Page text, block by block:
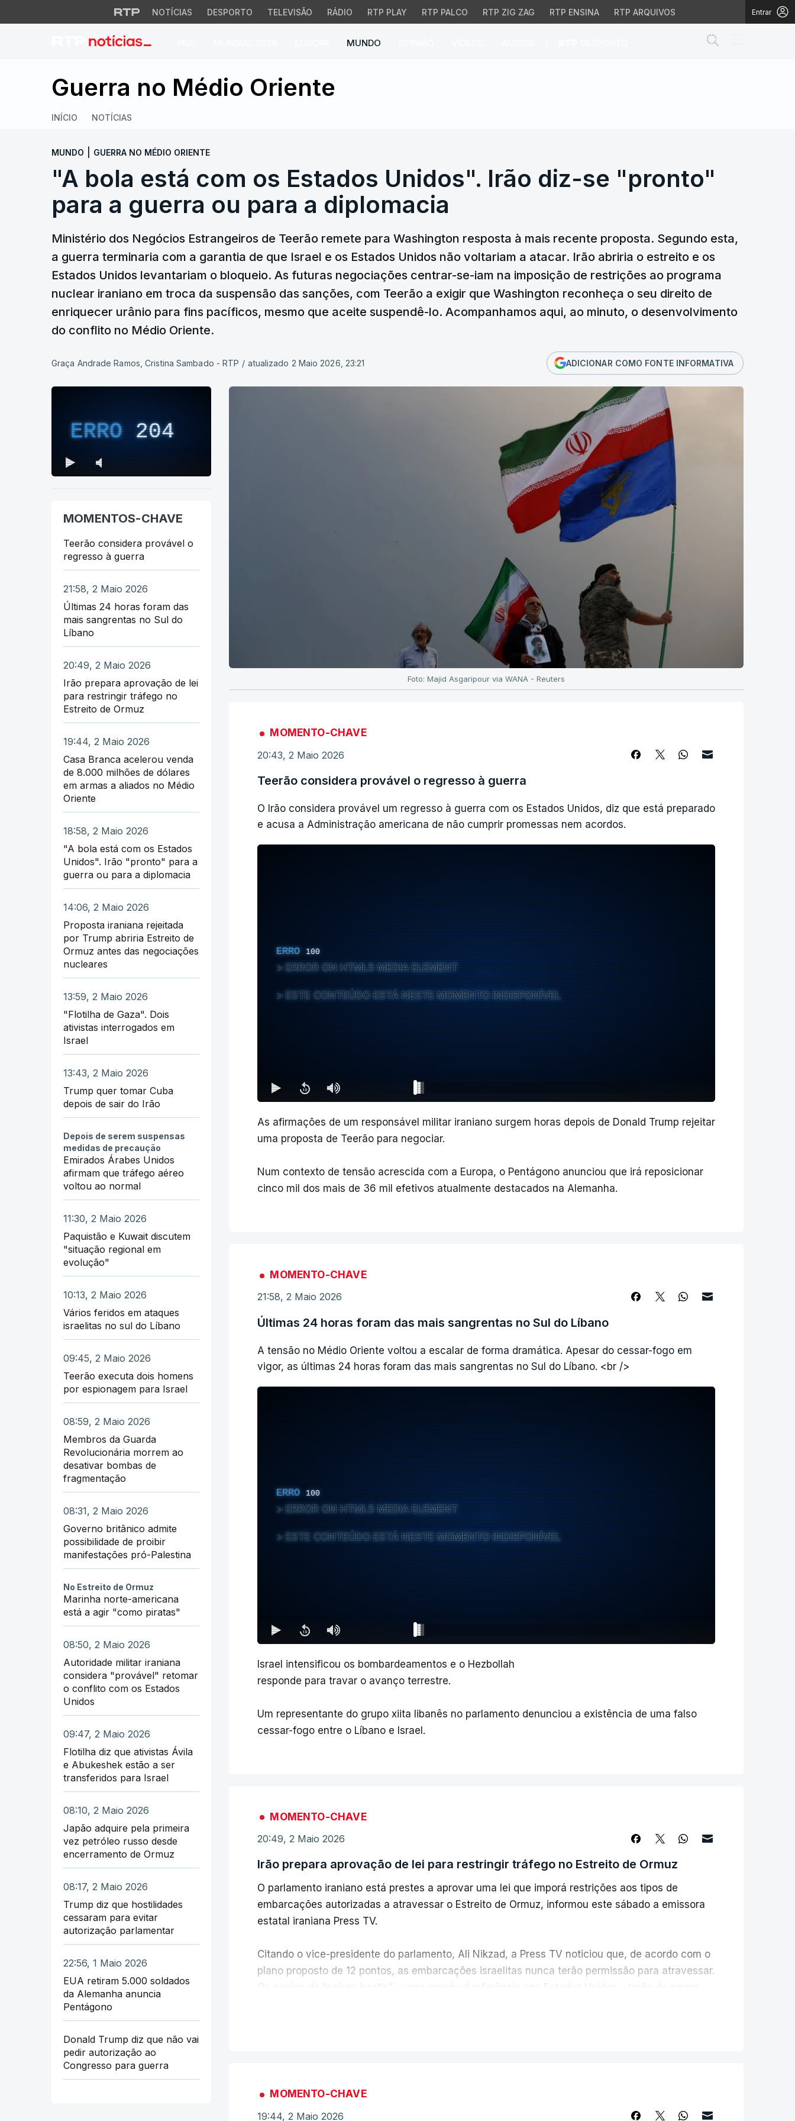
NOTÍCIAS DESPORTO TELEVISÃO RÁDIO RTP PLAY RTP PALCO RTP ZIG ZAG RTP ENSINA RTP ARQUIVOS Entrar
MUNDO
"A bola está com os Estados Unidos". Irão diz-se "pronto" para a
Guerra no Médio Oriente
INÍCIO NOTÍCIAS
MUNDO GUERRA NO MÉDIO ORIENTE
"A bola está com os Estados Unidos". Irão diz-se "pronto"
para a guerra ou para a diplomacia
Ministério dos Negócios Estrangeiros de Teerão remete para Washington resposta à mais recente proposta. Segundo esta,
a guerra terminaria com a garantia de que Israel e os Estados Unidos não voltariam a atacar. Irão abriria o estreito e os
Estados Unidos levantariam o bloqueio. As futuras negociações centrar-se-iam na imposição de restrições ao programa
nuclear iraniano em troca da suspensão das sanções, com Teerão a exigir que Washington reconheça o seu direito de
enriquecer urânio para fins pacíficos, mesmo que aceite suspendê-lo. Acompanhamos aqui, ao minuto, o desenvolvimento
do conflito no Médio Oriente.
Graça Andrade Ramos, Cristina Sambado - RTP / atualizado 2 Maio 2026, 23:21 ADICIONAR COMO FONTE INFORMATIVA
ERRO204
MOMENTOS-CHAVE
Teerão considera provável o
regresso à guerra
21:58, 2 Maio 2026
Últimas 24 horas foram das
mais sangrentas no Sul do
Líbano
20:49, 2 Maio 2026
Irão prepara aprovação de lei
para restringir tráfego no
Estreito de Ormuz
19:44, 2 Maio 2026
Casa Branca acelerou venda
de 8.000 milhões de dólares
em armas a aliados no Médio
Oriente
18:58, 2 Maio 2026
"A bola está com os Estados
Unidos". Irão "pronto" para a
guerra ou para a diplomacia
14:06, 2 Maio 2026
Proposta iraniana rejeitada
por Trump abriria Estreito de
Ormuz antes das negociações
nucleares
13:59, 2 Maio 2026
"Flotilha de Gaza". Dois
ativistas interrogados em
Israel
13:43, 2 Maio 2026
Trump quer tomar Cuba
depois de sair do Irão
Depois de serem suspensas
medidas de precaução
Emirados Árabes Unidos
afirmam que tráfego aéreo
voltou ao normal
11:30, 2 Maio 2026
Paquistão e Kuwait discutem
"situação regional em
evolução"
10:13, 2 Maio 2026
Vários feridos em ataques
israelitas no sul do Líbano
09:45, 2 Maio 2026
Teerão executa dois homens
por espionagem para Israel
08:59, 2 Maio 2026
Membros da Guarda
Revolucionária morrem ao
desativar bombas de
fragmentação
08:31, 2 Maio 2026
Governo britânico admite
possibilidade de proibir
manifestações pró-Palestina
No Estreito de Ormuz
Marinha norte-americana
está a agir "como piratas"
08:50, 2 Maio 2026
Autoridade militar iraniana
considera "provável" retomar
o conflito com os Estados
Unidos
09:47, 2 Maio 2026
Flotilha diz que ativistas Ávila
e Abukeshek estão a ser
transferidos para Israel
08:10, 2 Maio 2026
Japão adquire pela primeira
vez petróleo russo desde
encerramento de Ormuz
08:17, 2 Maio 2026
Trump diz que hostilidades
cessaram para evitar
autorização parlamentar
22:56, 1 Maio 2026
EUA retiram 5.000 soldados
da Alemanha anuncia
Pentágono
Donald Trump diz que não vai
pedir autorização ao
Congresso para guerra
Foto: Majid Asgaripour via WANA - Reuters
MOMENTO-CHAVE
20:43, 2 Maio 2026
Teerão considera provável o regresso à guerra
O Irão considera provável um regresso à guerra com os Estados Unidos, diz que está preparado
e acusa a Administração americana de não cumprir promessas nem acordos.
ERRO 100
ERROR ON HTML5 MEDIA ELEMENT
ESTE CONTEÚDO ESTÁ NESTE MOMENTO INDISPONÍVEL
As afirmações de um responsável militar iraniano surgem horas depois de Donald Trump rejeitar
uma proposta de Teerão para negociar.
Num contexto de tensão acrescida com a Europa, o Pentágono anunciou que irá reposicionar
cinco mil dos mais de 36 mil efetivos atualmente destacados na Alemanha.
MOMENTO-CHAVE
21:58, 2 Maio 2026
Últimas 24 horas foram das mais sangrentas no Sul do Líbano
A tensão no Médio Oriente voltou a escalar de forma dramática. Apesar do cessar-fogo em
vigor, as últimas 24 horas foram das mais sangrentas no Sul do Líbano. <br />
ERRO 100
ERROR ON HTML5 MEDIA ELEMENT
ESTE CONTEÚDO ESTÁ NESTE MOMENTO INDISPONÍVEL
Israel intensificou os bombardeamentos e o Hezbollah
responde para travar o avanço terrestre.
Um representante do grupo xiita libanês no parlamento denunciou a existência de uma falso
cessar-fogo entre o Líbano e Israel.
MOMENTO-CHAVE
20:49, 2 Maio 2026
Irão prepara aprovação de lei para restringir tráfego no Estreito de Ormuz
O parlamento iraniano está prestes a aprovar uma lei que imporá restrições aos tipos de
embarcações autorizadas a atravessar o Estreito de Ormuz, informou este sábado a emissora
estatal iraniana Press TV.
Citando o vice-presidente do parlamento, Ali Nikzad, a Press TV noticiou que, de acordo com o
plano proposto de 12 pontos, as embarcações israelitas nunca terão permissão para atravessar.
Os navios de “países hostis” – uma provável referência aos Estados Unidos – terão de pagar
A medida surge no meio do impasse nas negociações entre Teerão e Washington, com ambos
MOMENTO-CHAVE
19:44, 2 Maio 2026